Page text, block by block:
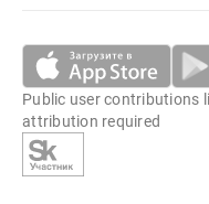
Public user contributions
attribution required